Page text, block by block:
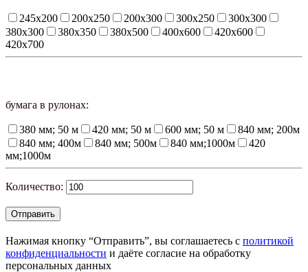
245х200 200х250 200х300 300х250
300х300
380х300
380х350 380х500 400х600
420х600
420х700
бумага в рулонах:
380 мм; 50 м 420 мм; 50 м 600 мм; 50 м
840 мм; 200м
840 мм; 400м
840 мм; 500м 840 мм;1000м
420
мм;1000м
Количество:
Нажимая кнопку “Отправить”, вы соглашаетесь с политикой
конфиденциальности и даёте согласие на обработку
персональных данных